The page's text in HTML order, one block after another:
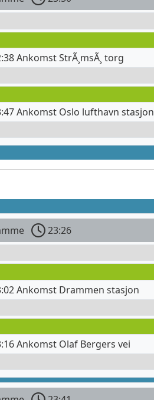
Ankomst StrÃ¸msÃ¸ torg
Ankomst Oslo lufthavn stasjon
23:26
Ankomst Drammen stasjon
Ankomst Olaf Bergers vei